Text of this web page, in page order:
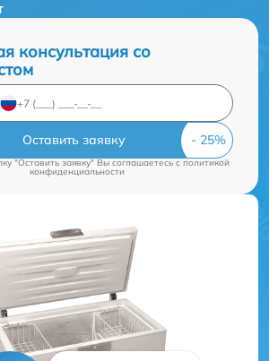
консультация со
Оставить заявку
"Оставить заявку" Вы соглашаетесь c политикой
конфиденциальности